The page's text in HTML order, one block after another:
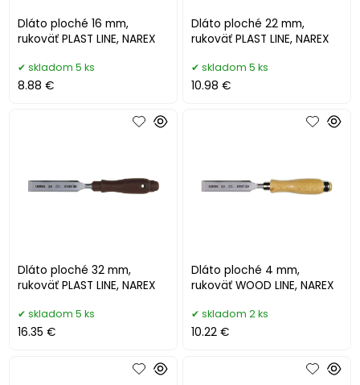
Dláto ploché 16 mm,
rukoväť PLAST LINE, NAREX
skladom 5 ks
8.88 €
Dláto ploché 22 mm,
rukoväť PLAST LINE, NAREX
skladom 5 ks
10.98 €
Dláto ploché 32 mm,
rukoväť PLAST LINE, NAREX
skladom 5 ks
16.35 €
Dláto ploché 4 mm,
rukoväť WOOD LINE, NAREX
skladom 2 ks
10.22 €